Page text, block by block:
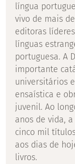
língua
vivo de mais
editoras
línguas
portuguesa. A
importante
universitários
ensaística e
juvenil. Ao
anos de vida,
cinco mil
aos dias de
livros.